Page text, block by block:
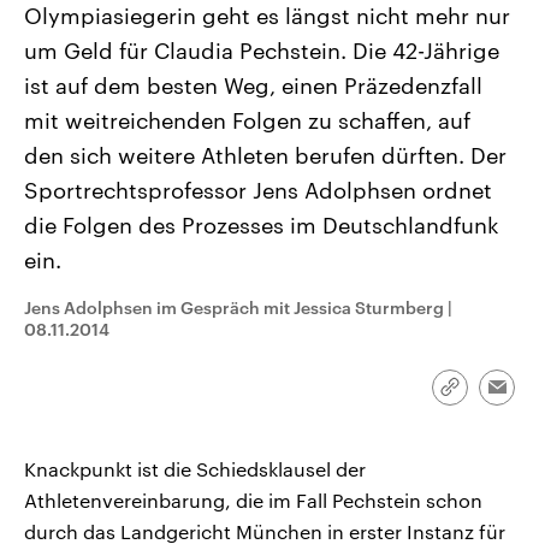
Landtagswahl Sachsen-Anhalt
2026
Alle Informationen
Sachsen-Anhalt wählt am 6.
September 2026 einen neuen
Landtag. Seit 2021 wird das
Bundesland von einer Koalition aus
Umfragen, Prognosen,
Wahlprogramme, aktuelle Berichte
und Hintergründe zu den Parteien
und Kandidaten der anstehenden
Wahl.
USA
Aktuelle Beiträge,
Hintergründe
Wirtschaftlich und
gehören die Vereinigten
den mächtigsten Ländern
mit großem Einfluss auf
Sendungen Programm Podcasts
Olympiasiegerin geht es längst nicht mehr nur
um Geld für Claudia Pechstein. Die 42-Jährige
ist auf dem besten Weg, einen Präzedenzfall
mit weitreichenden Folgen zu schaffen, auf
den sich weitere Athleten berufen dürften. Der
Sportrechtsprofessor Jens Adolphsen ordnet
die Folgen des Prozesses im Deutschlandfunk
ein.
Jens Adolphsen im Gespräch mit Jessica Sturmberg |
08.11.2014
Link
Knackpunkt ist die Schiedsklausel der
Athletenvereinbarung, die im Fall Pechstein schon
durch das Landgericht München in erster Instanz für